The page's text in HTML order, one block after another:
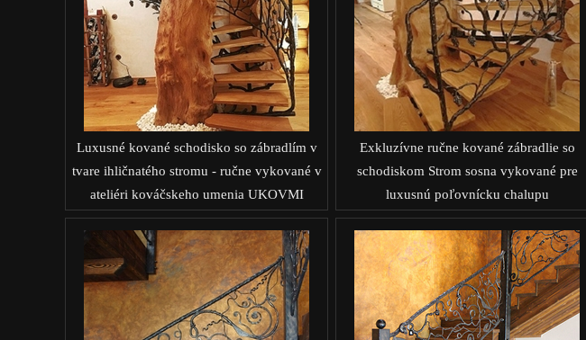
Luxusné kované schodisko so zábradlím v
tvare ihličnatého stromu - ručne vykované v
ateliéri kováčskeho umenia UKOVMI
Exkluzívne ručne kované zábradlie so
schodiskom Strom sosna vykované pre
luxusnú poľovnícku chalupu